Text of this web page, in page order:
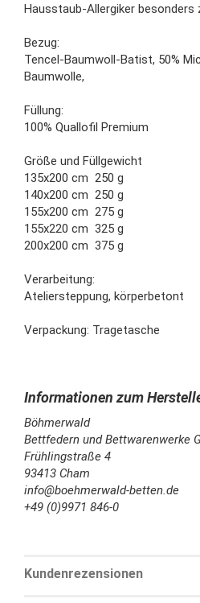
Hausstaub-Allergiker besonders
Bezug:
Tencel-Baumwoll-Batist, 50%
Baumwolle,
Füllung:
100% Quallofil Premium
Größe und Füllgewicht
135x200 cm 250 g
140x200 cm 250 g
155x200 cm 275 g
155x220 cm 325 g
200x200 cm 375 g
Verarbeitung:
Ateliersteppung, körperbetont
Verpackung: Tragetasche
Böhmerwald
Bettfedern und Bettwarenwerke
Frühlingstraße 4
93413 Cham
info@boehmerwald-betten.de
+49 (0)9971 846-0
Kundenrezensionen